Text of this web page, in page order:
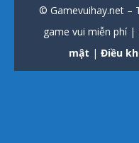
© Gamevuihay.net –
game vui miễn phí |
mật | Điều